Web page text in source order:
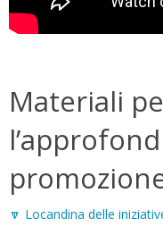
Materiali
🔽 Locandina delle